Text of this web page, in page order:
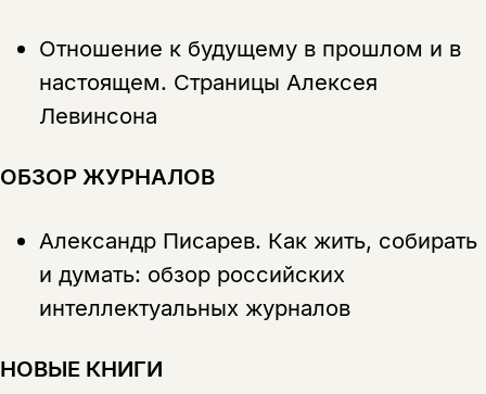
Отношение к будущему в прошлом и в
настоящем. Страницы Алексея
Левинсона
ОБЗОР ЖУРНАЛОВ
Александр Писарев. Как жить, собирать
и думать: обзор российских
интеллектуальных журналов
НОВЫЕ КНИГИ